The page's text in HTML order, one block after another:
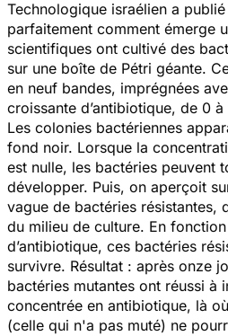
Technologique israélien a
parfaitement comment émerge
scientifiques ont cultivé des
sur une boîte de Pétri géante.
en neuf bandes, imprégnées
croissante d’antibiotique, de 0 à
Les colonies bactériennes
fond noir. Lorsque la
est nulle, les bactéries peuvent
développer. Puis, on aperçoit
vague de bactéries résistantes,
du milieu de culture. En
d’antibiotique, ces bactéries
survivre. Résultat : après onze
bactéries mutantes ont réussi à
concentrée en antibiotique, là
(celle qui n'a pas muté) ne